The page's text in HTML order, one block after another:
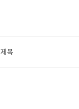
제목